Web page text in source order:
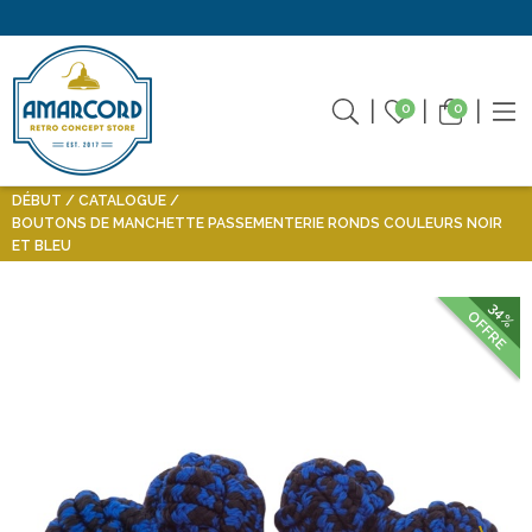
0 0
DÉBUT
CATALOGUE
BOUTONS DE MANCHETTE PASSEMENTERIE RONDS COULEURS NOIR
ET BLEU
34%
OFFRE